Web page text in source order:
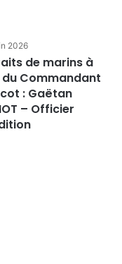
2026
de marins à
Commandant
: Gaëtan
– Officier